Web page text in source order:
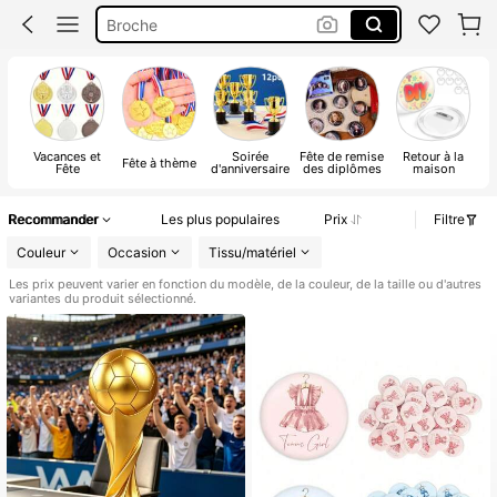
Gender Reveal Décoration
Trophée
Vacances et
Fête Fête à thème Soirée
d'anniversaire
Fête de remise
des diplômes
Retour à la
maison
Recommander Les plus populaires Prix
Filtre
Couleur
Occasion Tissu/matériel
Les prix peuvent varier en fonction du modèle, de la couleur, de la taille ou d'autres
variantes du produit sélectionné.